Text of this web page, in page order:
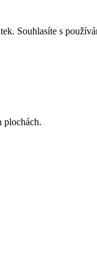
Souhlasíte s
plochách.